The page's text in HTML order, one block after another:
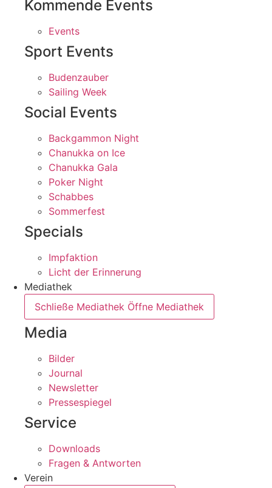
Kommende Events
Events
Sport Events
Budenzauber
Sailing Week
Social Events
Backgammon Night
Chanukka on Ice
Chanukka Gala
Poker Night
Schabbes
Sommerfest
Specials
Impfaktion
Licht der Erinnerung
Mediathek
Schließe Mediathek Öffne Mediathek
Media
Bilder
Journal
Newsletter
Pressespiegel
Service
Downloads
Fragen & Antworten
Verein